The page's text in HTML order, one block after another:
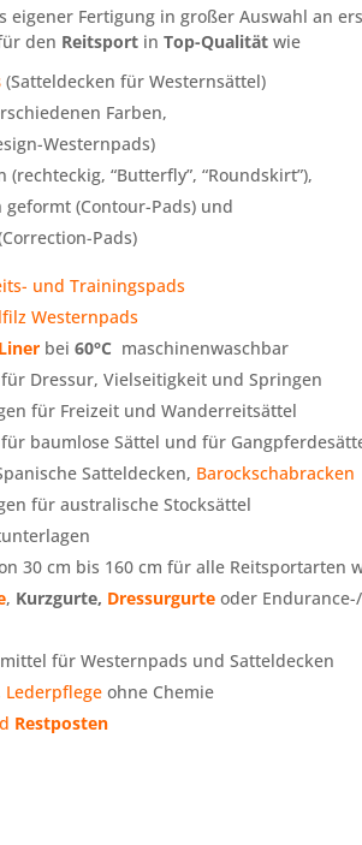
eigener Fertigung in großer Auswahl an
den Reitsport inTop-Qualität wie
(Satteldecken für Westernsättel)
Farben,
Westernpads)
(rechteckig, “Butterfly”, “Roundskirt”),
geformt (Contour-Pads) und
Pads)
und Trainingspads
Westernpads
bei60°C maschinenwaschbar
Dressur, Vielseitigkeit und Springen
für Freizeit und Wanderreitsättel
baumlose Sättel und für
Satteldecken, Barockschabracken
für australische Stocksättel
30 cm bis 160 cm für alle Reitsportarten
, Kurzgurte, Dressurgurte oder
für Westernpads und Satteldecken
Lederpflege ohne Chemie
Restposten